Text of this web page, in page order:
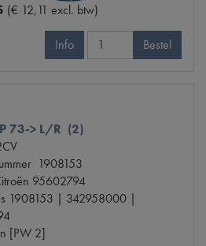
(€ 12,11 excl. btw)
Info Bestel
73-> L/R (2)
1908153
95602794
1908153 | 342958000 |
[PW 2]